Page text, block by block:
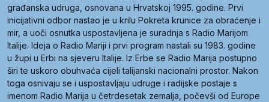
građanska udruga, osnovana u Hrvatskoj 1995. godine. Prvi
inicijativni odbor nastao je u krilu Pokreta krunice za obraćenje i
mir, a uoči osnutka uspostavljena je suradnja s Radio Marijom
Italije. Ideja o Radio Mariji i prvi program nastali su 1983. godine
u župi u Erbi na sjeveru Italije. Iz Erbe se Radio Marija postupno
širi te uskoro obuhvaća cijeli talijanski nacionalni prostor. Nakon
toga osnivaju se i uspostavljaju udruge i radijske postaje s
imenom Radio Marija u četrdesetak zemalja, počevši od Europe